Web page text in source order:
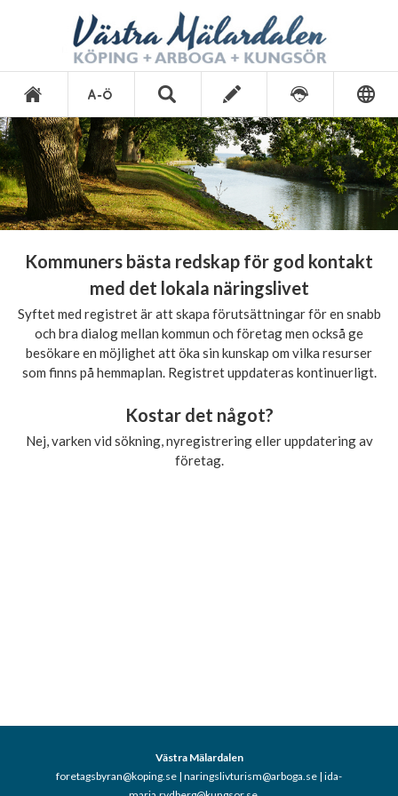
Kommuners bästa redskap för god kontakt
med det lokala näringslivet
Syftet med registret är att skapa förutsättningar för en snabb
och bra dialog mellan kommun och företag men också ge
besökare en möjlighet att öka sin kunskap om vilka resurser
som finns på hemmaplan. Registret uppdateras kontinuerligt.
Kostar det något?
Nej, varken vid sökning, nyregistrering eller uppdatering av
företag.
Västra Mälardalen
foretagsbyran@koping.se | naringslivturism@arboga.se | ida-